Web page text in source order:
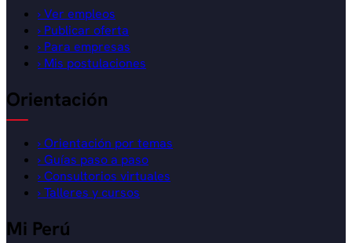
›Ver empleos
› Publicar oferta
› Para empresas
› Mis postulaciones
Orientación
›Orientación por temas
›Guías paso a paso
›Consultorios virtuales
›Talleres y cursos
Mi Perú